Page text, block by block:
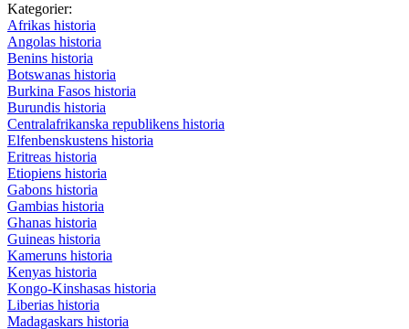
Kategorier:
Afrikas historia
Angolas historia
Benins historia
Botswanas historia
Burkina Fasos historia
Burundis historia
Centralafrikanska republikens historia
Elfenbenskustens historia
Eritreas historia
Etiopiens historia
Gabons historia
Gambias historia
Ghanas historia
Guineas historia
Kameruns historia
Kenyas historia
Kongo-Kinshasas historia
Liberias historia
Madagaskars historia